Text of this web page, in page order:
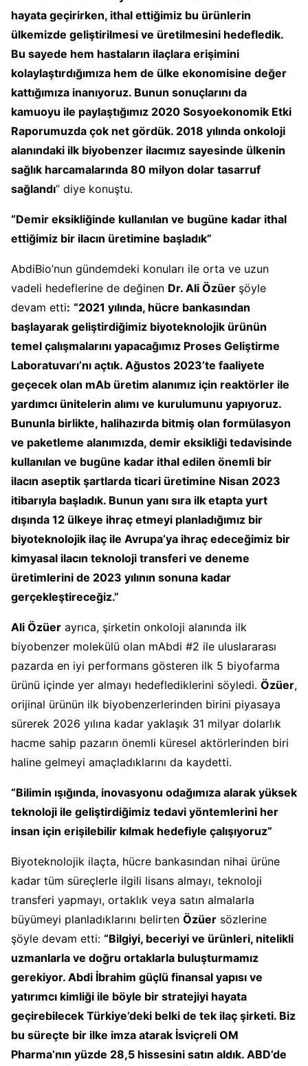
hayata geçirirken, ithal ettiğimiz bu ürünlerin
ülkemizde geliştirilmesi ve üretilmesini hedefledik.
Bu sayede hem hastaların ilaçlara erişimini
kolaylaştırdığımıza hem de ülke ekonomisine değer
kattığımıza inanıyoruz. Bunun sonuçlarını da
kamuoyu ile paylaştığımız 2020 Sosyoekonomik Etki
Raporumuzda çok net gördük. 2018 yılında onkoloji
alanındaki ilk biyobenzer ilacımız sayesinde ülkenin
sağlık harcamalarında 80 milyon dolar tasarruf
sağlandı” diye konuştu.
“Demir eksikliğinde kullanılan ve bugüne kadar ithal
ettiğimiz bir ilacın üretimine başladık”
AbdiBio’nun gündemdeki konuları ile orta ve uzun
vadeli hedeflerine de değinen Dr. Ali Özüer şöyle
devam etti: “2021 yılında, hücre bankasından
başlayarak geliştirdiğimiz biyoteknolojik ürünün
temel çalışmalarını yapacağımız Proses Geliştirme
Laboratuvarı’nı açtık. Ağustos 2023’te faaliyete
geçecek olan mAb üretim alanımız için reaktörler ile
yardımcı ünitelerin alımı ve kurulumunu yapıyoruz.
Bununla birlikte, halihazırda bitmiş olan formülasyon
ve paketleme alanımızda, demir eksikliği tedavisinde
kullanılan ve bugüne kadar ithal edilen önemli bir
ilacın aseptik şartlarda ticari üretimine Nisan 2023
itibarıyla başladık. Bunun yanı sıra ilk etapta yurt
dışında 12 ülkeye ihraç etmeyi planladığımız bir
biyoteknolojik ilaç ile Avrupa’ya ihraç edeceğimiz bir
kimyasal ilacın teknoloji transferi ve deneme
üretimlerini de 2023 yılının sonuna kadar
gerçekleştireceğiz.”
Ali Özüer ayrıca, şirketin onkoloji alanında ilk
biyobenzer molekülü olan mAbdi #2 ile uluslararası
pazarda en iyi performans gösteren ilk 5 biyofarma
ürünü içinde yer almayı hedeflediklerini söyledi. Özüer,
orijinal ürünün ilk biyobenzerlerinden birini piyasaya
sürerek 2026 yılına kadar yaklaşık 31 milyar dolarlık
hacme sahip pazarın önemli küresel aktörlerinden biri
haline gelmeyi amaçladıklarını da kaydetti.
“Bilimin ışığında, inovasyonu odağımıza alarak yüksek
teknoloji ile geliştirdiğimiz tedavi yöntemlerini her
insan için erişilebilir kılmak hedefiyle çalışıyoruz”
Biyoteknolojik ilaçta, hücre bankasından nihai ürüne
kadar tüm süreçlerle ilgili lisans almayı, teknoloji
transferi yapmayı, ortaklık veya satın almalarla
büyümeyi planladıklarını belirten Özüer sözlerine
şöyle devam etti: “Bilgiyi, beceriyi ve ürünleri, nitelikli
uzmanlarla ve doğru ortaklarla buluşturmamız
gerekiyor. Abdi İbrahim güçlü finansal yapısı ve
yatırımcı kimliği ile böyle bir stratejiyi hayata
geçirebilecek Türkiye’deki belki de tek ilaç şirketi. Biz
bu süreçte bir ilke imza atarak İsviçreli OM
Pharma’nın yüzde 28,5 hissesini satın aldık. ABD’de